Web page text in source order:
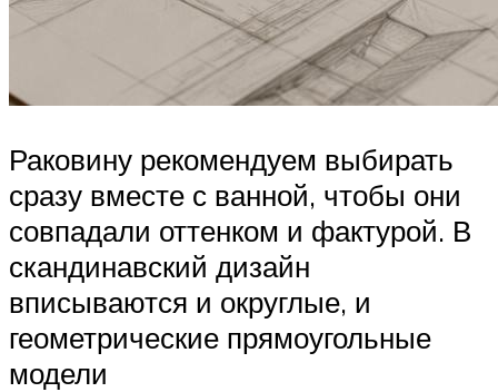
Раковину рекомендуем выбирать
сразу вместе с ванной, чтобы они
совпадали оттенком и фактурой. В
скандинавский дизайн
вписываются и округлые, и
геометрические прямоугольные
модели